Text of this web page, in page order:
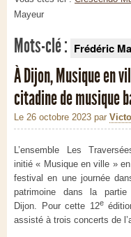
Mayeur
Mots-clé : Frédéric
À Dijon, Musique en
citadine de musique
Le 26 octobre 2023 par
L’ensemble Les
initié « Musique en ville »
festival en une journée
patrimoine dans la partie
Dijon. Pour cette 12e
assisté à trois concerts de